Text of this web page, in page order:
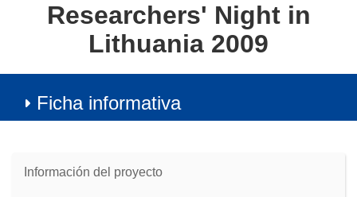
Researchers' Night in
Lithuania 2009
Ficha informativa
Información del proyecto